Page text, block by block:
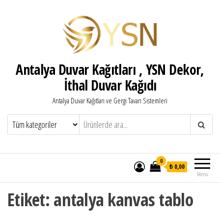
Antalya Duvar Kağıtları , YSN Dekor,
İthal Duvar Kağıdı
Antalya Duvar Kağıtları ve Gergi Tavan Sistemleri
Menü
0
₺ 0,00
Etiket: antalya kanvas tablo